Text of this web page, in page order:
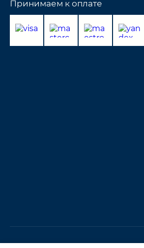
Принимаем к оплате